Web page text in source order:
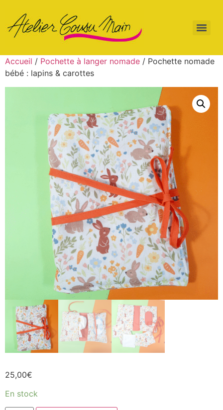
Accueil / Pochette à langer nomade / Pochette nomade
bébé : lapins & carottes
25,00€
En stock